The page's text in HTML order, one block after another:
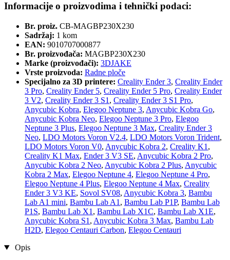
Informacije o proizvodima i tehnički podaci:
Br. proiz. CB-MAGBP230X230
Sadržaj: 1 kom
EAN: 9010707000877
Br. proizvođača: MAGBP230X230
Marke (proizvođači): 3DJAKE
Vrste proizvoda: Radne ploče
Specijalno za 3D printere: Creality Ender 3, Creality Ender
3 Pro, Creality Ender 5, Creality Ender 5 Pro, Creality Ender
3 V2, Creality Ender 3 S1 , Creality Ender 3 S1 Pro,
Anycubic Kobra, Elegoo Neptune 3, Anycubic Kobra Go,
Anycubic Kobra Neo, Elegoo Neptune 3 Pro, Elegoo
Neptune 3 Plus, Elegoo Neptune 3 Max, Creality Ender 3
Neo, LDO Motors Voron V2.4, LDO Motors Voron Trident,
LDO Motors Voron V0, Anycubic Kobra 2, Creality K1 ,
Creality K1 Max, Ender 3 V3 SE, Anycubic Kobra 2 Pro,
Anycubic Kobra 2 Neo, Anycubic Kobra 2 Plus, Anycubic
Kobra 2 Max, Elegoo Neptune 4, Elegoo Neptune 4 Pro,
Elegoo Neptune 4 Plus, Elegoo Neptune 4 Max, Creality
Ender 3 V3 KE, Sovol SV08, Anycubic Kobra 3, Bambu
Lab A1 mini, Bambu Lab A1 , Bambu Lab P1P, Bambu Lab
P1S, Bambu Lab X1 , Bambu Lab X1C, Bambu Lab X1E,
Anycubic Kobra S1 , Anycubic Kobra 3 Max, Bambu Lab
H2D, Elegoo Centauri Carbon, Elegoo Centauri
Opis